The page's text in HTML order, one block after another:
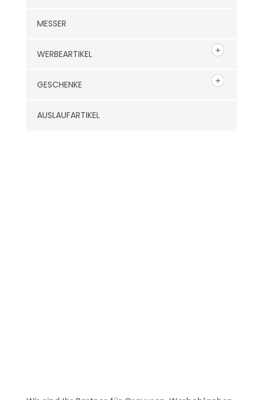
MESSER
WERBEARTIKEL
GESCHENKE
AUSLAUFARTIKEL